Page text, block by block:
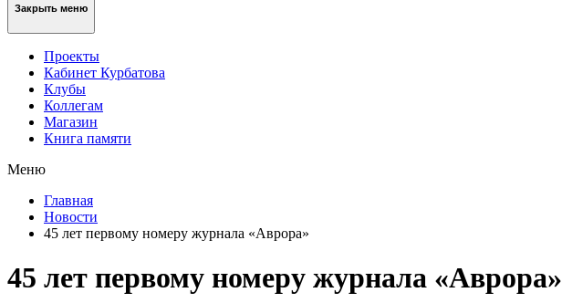
Закрыть меню
Проекты
Кабинет Курбатова
Клубы
Коллегам
Магазин
Книга памяти
Меню
Главная
Новости
45 лет первому номеру журнала «Аврора»
45 лет первому номеру журнала «Аврора»